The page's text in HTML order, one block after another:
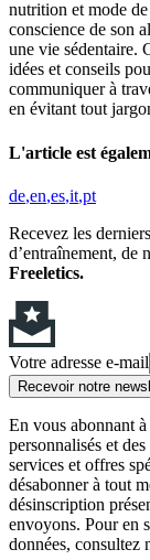
nutrition et mode
conscience de son
une vie sédentaire.
idées et conseils
communiquer à
en évitant tout
L'article est
de en es it pt
Recevez les
d’entraînement, de
Freeletics.
Votre adresse e-mail
Recevoir notre
En vous abonnant
personnalisés et
services et offres
désabonner à tout
désinscription
envoyons. Pour en
données, consultez